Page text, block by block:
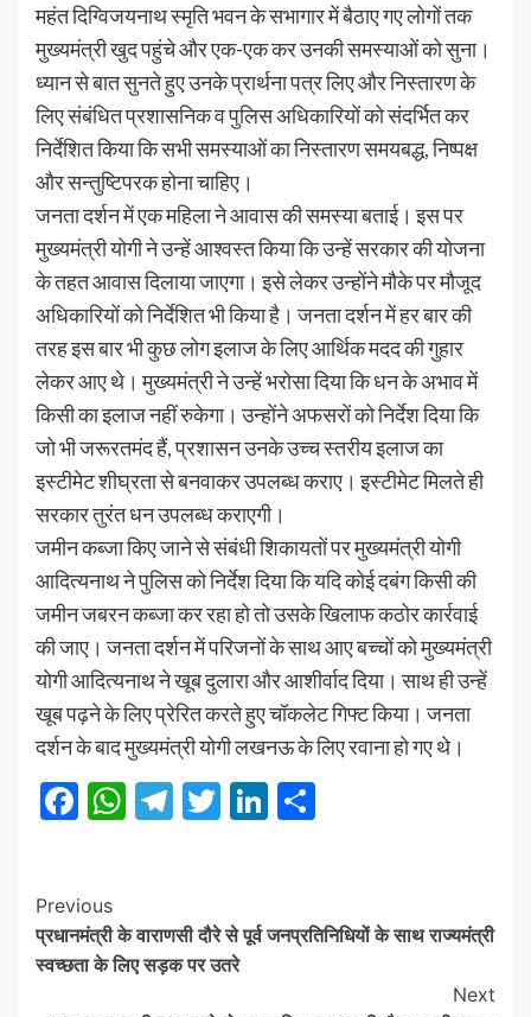
महंत दिग्विजयनाथ स्मृति भवन के सभागार में बैठाए गए लोगों तक
मुख्यमंत्री खुद पहुंचे और एक-एक कर उनकी समस्याओं को सुना।
ध्यान से बात सुनते हुए उनके प्रार्थना पत्र लिए और निस्तारण के
लिए संबंधित प्रशासनिक व पुलिस अधिकारियों को संदर्भित कर
निर्देशित किया कि सभी समस्याओं का निस्तारण समयबद्ध, निष्पक्ष
और सन्तुष्टिपरक होना चाहिए।
जनता दर्शन में एक महिला ने आवास की समस्या बताई। इस पर
मुख्यमंत्री योगी ने उन्हें आश्वस्त किया कि उन्हें सरकार की योजना
के तहत आवास दिलाया जाएगा। इसे लेकर उन्होंने मौके पर मौजूद
अधिकारियों को निर्देशित भी किया है। जनता दर्शन में हर बार की
तरह इस बार भी कुछ लोग इलाज के लिए आर्थिक मदद की गुहार
लेकर आए थे। मुख्यमंत्री ने उन्हें भरोसा दिया कि धन के अभाव में
किसी का इलाज नहीं रुकेगा। उन्होंने अफसरों को निर्देश दिया कि
जो भी जरूरतमंद हैं, प्रशासन उनके उच्च स्तरीय इलाज का
इस्टीमेट शीघ्रता से बनवाकर उपलब्ध कराए। इस्टीमेट मिलते ही
सरकार तुरंत धन उपलब्ध कराएगी।
जमीन कब्जा किए जाने से संबंधी शिकायतों पर मुख्यमंत्री योगी
आदित्यनाथ ने पुलिस को निर्देश दिया कि यदि कोई दबंग किसी की
जमीन जबरन कब्जा कर रहा हो तो उसके खिलाफ कठोर कार्रवाई
की जाए। जनता दर्शन में परिजनों के साथ आए बच्चों को मुख्यमंत्री
योगी आदित्यनाथ ने खूब दुलारा और आशीर्वाद दिया। साथ ही उन्हें
खूब पढ़ने के लिए प्रेरित करते हुए चॉकलेट गिफ्ट किया। जनता
दर्शन के बाद मुख्यमंत्री योगी लखनऊ के लिए रवाना हाे गए थे।
Facebook
WhatsApp
Telegram
TwitterLinkedIn
Post
Navigation
Previous
प्रधानमंत्री के वाराणसी दौरे से पूर्व जनप्रतिनिधियों के साथ राज्यमंत्री
स्वच्छता के लिए सड़क पर उतरे
Next